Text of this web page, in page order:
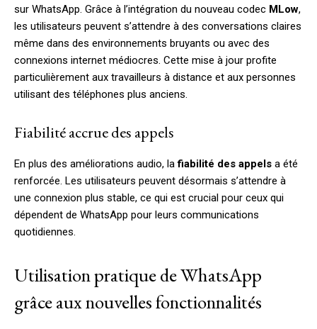
sur WhatsApp. Grâce à l’intégration du nouveau codec MLow,
les utilisateurs peuvent s’attendre à des conversations claires
même dans des environnements bruyants ou avec des
connexions internet médiocres. Cette mise à jour profite
particulièrement aux travailleurs à distance et aux personnes
utilisant des téléphones plus anciens.
Fiabilité accrue des appels
En plus des améliorations audio, lafiabilité des appels a été
renforcée. Les utilisateurs peuvent désormais s’attendre à
une connexion plus stable, ce qui est crucial pour ceux qui
dépendent de WhatsApp pour leurs communications
quotidiennes.
Utilisation pratique de WhatsApp
grâce aux nouvelles fonctionnalités